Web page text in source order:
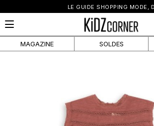
LE GUIDE SHOPPING MODE,
MAGAZINE SOLDES